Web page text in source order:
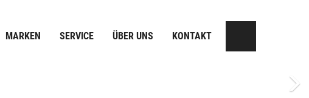
MARKEN SERVICE ÜBER UNS KONTAKT